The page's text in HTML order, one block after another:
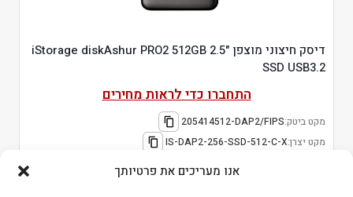
אנו מעריכים את פרטיותך
דיסק חיצוני מוצפן "2.5 iStorage diskAshur PRO2 512GB
SSD USB3.2
התחברו כדי לראות מחירים
מקט ביטק:205414512-DAP2/FIPS
מקט יצרן:IS-DAP2-256-SSD-512-C-X